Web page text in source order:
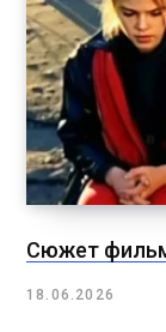
Сюжет
18.06.2026